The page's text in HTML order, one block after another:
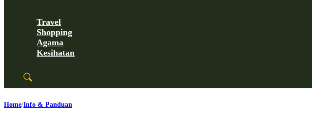
Travel
Shopping
Agama
Kesihatan
Home Info & Panduan